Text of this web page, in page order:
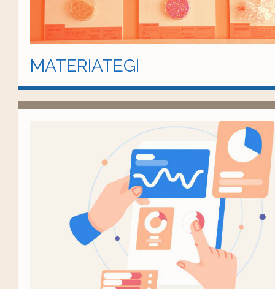
MATERIATEGI